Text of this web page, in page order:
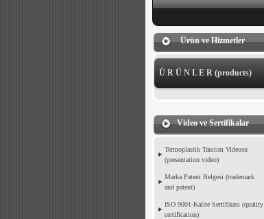
Ürün ve Hizmetler
Ü R Ü N L E R (products)
Video ve Sertifikalar
Termoplastik Tanıtım Videosu
(presentation video)
Marka Patent Belgesi (trademark
and patent)
ISO 9001-Kalite Sertifikası (quality
certification)